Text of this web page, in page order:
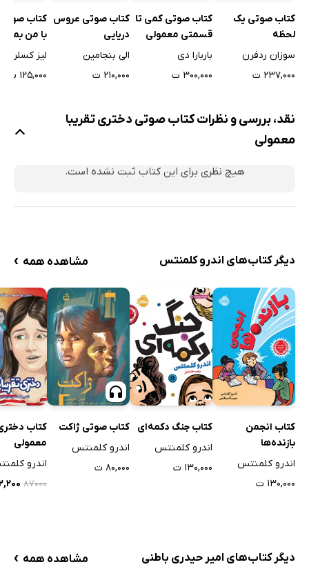
کتاب صوتی یک
لحظه
سوزان ردفرن
۲۳۷,۰۰۰ ت
کتاب صوتی کمی تا
قسمتی معمولی
باربارا دی
۳۰۰,۰۰۰ ت
کتاب صوتی عروس
دریایی
الی بنجامین
۲۱۰,۰۰۰ ت
کتاب
با من بمان
لیز کسلر
۱۲۵,۰۰۰ ت
نقد، بررسی و نظرات کتاب صوتی دختری تقریبا
معمولی
هیچ نظری برای این کتاب ثبت نشده است.
دیگر کتاب‌های اندرو کلمنتس مشاهده همه ›
کتاب انجمن
بازنده‌ها
اندرو کلمنتس
۱۳۰,۰۰۰ ت
کتاب جنگ دکمه‌ای
اندرو کلمنتس
۱۳۰,۰۰۰ ت
کتاب صوتی ژاکت
اندرو کلمنتس
۸۰,۰۰۰ ت
کتاب
معمولی
اندرو
۸۷۰۰۰
دیگر کتاب‌های امیر حیدری باطنی مشاهده همه ›